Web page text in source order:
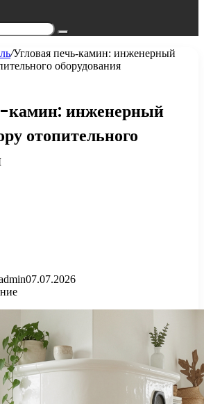
Поиск...
/Угловая печь-камин: инженерный
оборудования
камин: инженерный
отопительного
07.07.2026